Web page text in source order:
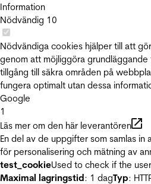
Information
Nödvändig 10
Nödvändiga cookies hjälper till att
genom att möjliggöra
tillgång till säkra områden på
fungera optimalt utan dessa
Google
1
Läs mer om den här leverantören
En del av de uppgifter som samlas
för personalisering och mätning av
test_cookieUsed to check if the
Maximal lagringstid: 1 dagTyp: